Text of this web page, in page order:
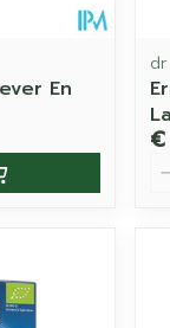
En
€